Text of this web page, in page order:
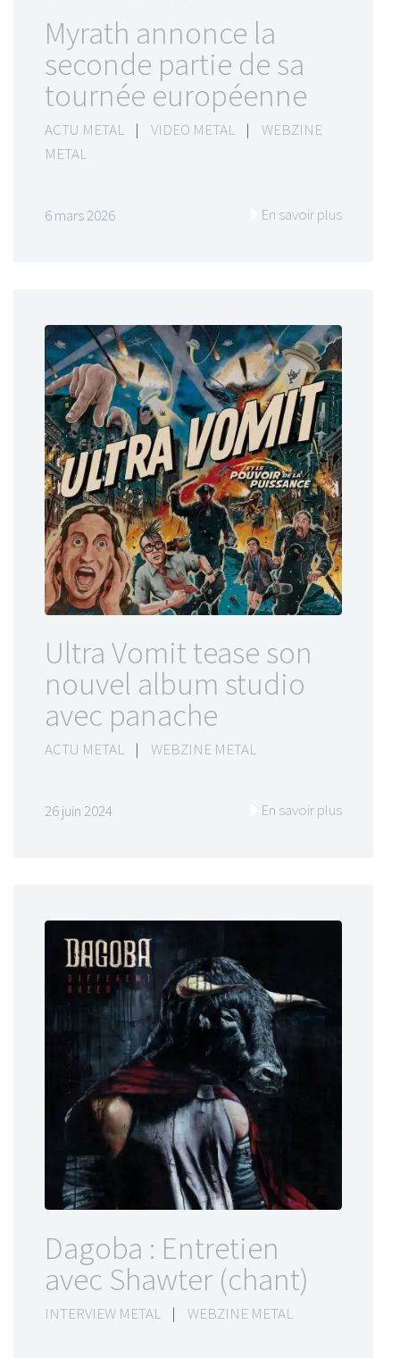
Myrath annonce la
seconde partie de sa
tournée européenne
ACTU METAL | VIDEO METAL |
WEBZINE
METAL
6 mars 2026 En savoir plus
Ultra Vomit tease son
nouvel album studio
avec panache
ACTU METAL | WEBZINE METAL
26 juin 2024 En savoir plus
Dagoba : Entretien
avec Shawter (chant)
INTERVIEW METAL | WEBZINE METAL